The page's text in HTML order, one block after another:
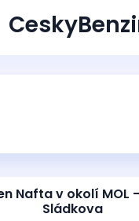
Nafta v okolí MOL
Sládkova